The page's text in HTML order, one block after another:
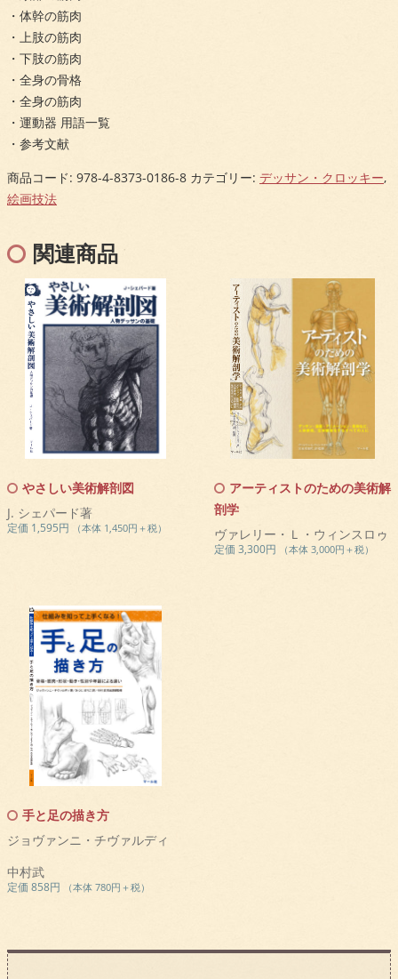
・体幹の筋肉
・上肢の筋肉
・下肢の筋肉
・全身の骨格
・全身の筋肉
・運動器 用語一覧
・参考文献
商品コード: 978-4-8373-0186-8 カテゴリー: デッサン・クロッキー,
絵画技法
関連商品
やさしい美術解剖図
J. シェパード著
定価 1,595円 （本体 1,450円＋税）
アーティストのための美術解
剖学
ヴァレリー・Ｌ・ウィンスロゥ
定価 3,300円 （本体 3,000円＋税）
手と足の描き方
ジョヴァンニ・チヴァルディ
中村武
定価 858円 （本体 780円＋税）